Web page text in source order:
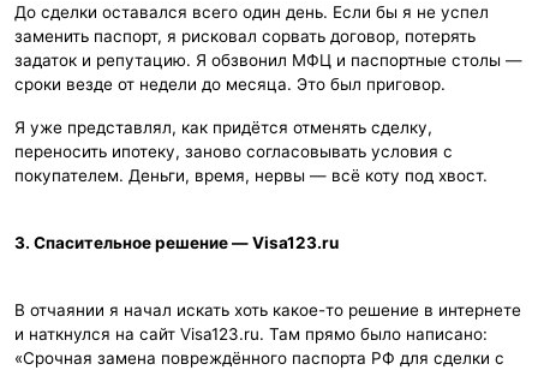
До сделки оставался всего один день. Если бы я не успел
заменить паспорт, я рисковал сорвать договор, потерять
задаток и репутацию. Я обзвонил МФЦ и паспортные столы —
сроки везде от недели до месяца. Это был приговор.
Я уже представлял, как придётся отменять сделку,
переносить ипотеку, заново согласовывать условия с
покупателем. Деньги, время, нервы — всё коту под хвост.
3. Спасительное решение — Visa123.ru
В отчаянии я начал искать хоть какое-то решение в интернете
и наткнулся на сайт Visa123.ru. Там прямо было написано:
«Срочная замена повреждённого паспорта РФ для сделки с